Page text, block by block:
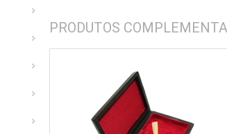
PRODUTOS